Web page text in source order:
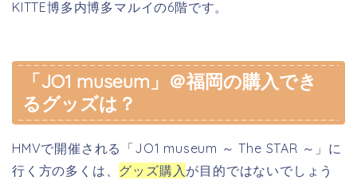
KITTE博多内博多マルイの6階です。
「JO1 museum」＠福岡の購入でき
るグッズは？
HMVで開催される「JO1 museum ～ The STAR ～」 に
行く方の多くは、 グッズ購入が目的ではないでしょう